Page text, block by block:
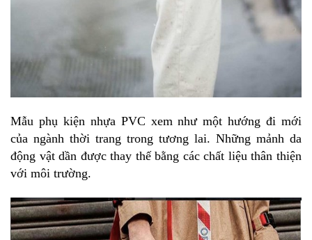
Mẫu phụ kiện nhựa PVC xem như một hướng đi mới
của ngành thời trang trong tương lai. Những mảnh da
động vật dần được thay thế bằng các chất liệu thân thiện
với môi trường.